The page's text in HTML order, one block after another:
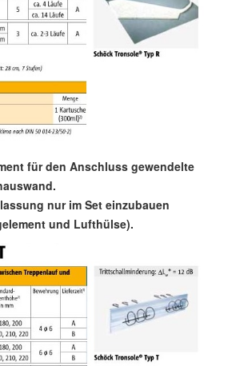
für den Anschluss gewendelte
nur im Set einzubauen
und Lufthülse).